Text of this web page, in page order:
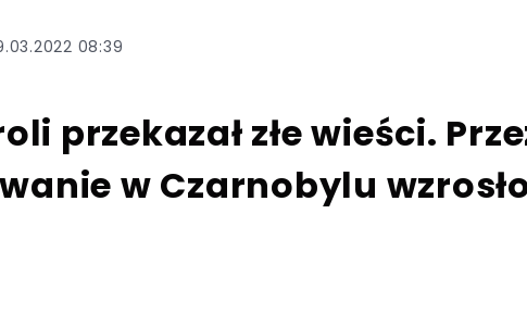
08:39
przekazał złe wieści.
w Czarnobylu